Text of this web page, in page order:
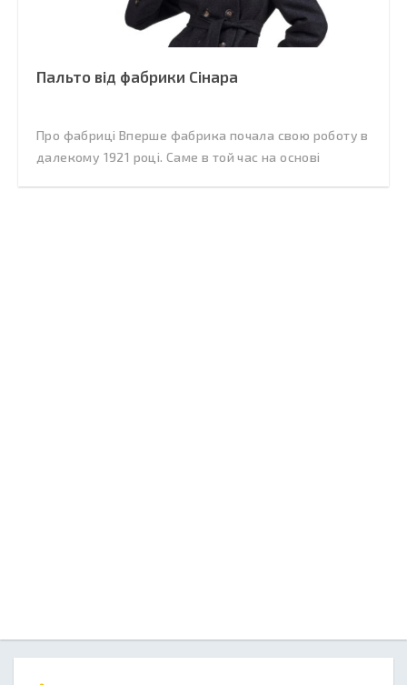
Пальто від фабрики Сінара
Про фабриці Вперше фабрика почала свою роботу в
далекому 1921 році. Саме в той час на основі